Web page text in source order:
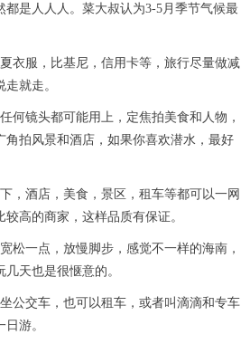
都是人人人。菜大叔认为3-5月季节气候最
服，比基尼，信用卡等，旅行尽量做减
就走。
镜头都可能用上，定焦拍美食和人物，
角拍风景和酒店，如果你喜欢潜水，最好
酒店，美食，景区，租车等都可以一网
高的商家，这样品质有保证。
一点，放慢脚步，感觉不一样的海南，
天也是很惬意的。
交车，也可以租车，或者叫滴滴和专车
游。